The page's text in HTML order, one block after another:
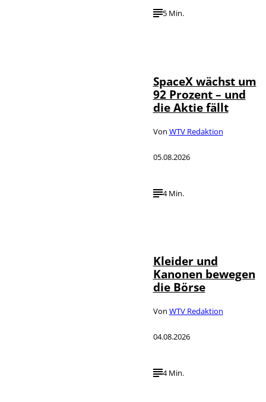
5 Min.
SpaceX wächst um
92 Prozent – und
die Aktie fällt
Von WTV Redaktion
05.08.2026
4 Min.
Kleider und
Kanonen bewegen
die Börse
Von WTV Redaktion
04.08.2026
4 Min.